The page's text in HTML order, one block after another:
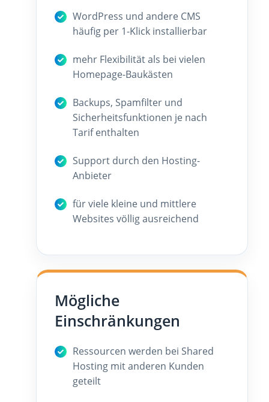
WordPress und andere CMS
häufig per 1-Klick installierbar
mehr Flexibilität als bei vielen
Homepage-Baukästen
Backups, Spamfilter und
Sicherheitsfunktionen je nach
Tarif enthalten
Support durch den Hosting-
Anbieter
für viele kleine und mittlere
Websites völlig ausreichend
Mögliche
Einschränkungen
Ressourcen werden bei Shared
Hosting mit anderen Kunden
geteilt